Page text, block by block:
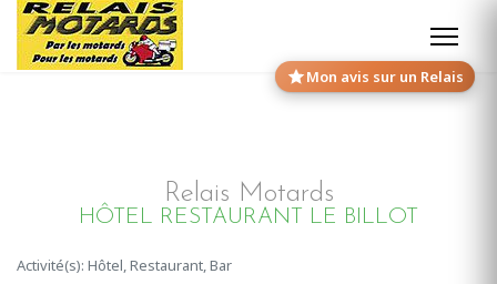
Mon avis sur un Relais
Relais Motards
HÔTEL RESTAURANT LE BILLOT
Activité(s): Hôtel, Restaurant, Bar